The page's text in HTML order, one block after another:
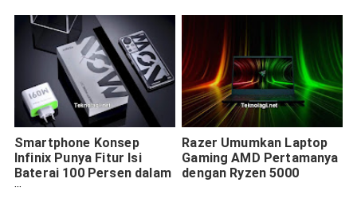
Smartphone Konsep
Infinix Punya Fitur Isi
Baterai 100 Persen dalam
10 Menit
Razer Umumkan Laptop
Gaming AMD Pertamanya
dengan Ryzen 5000